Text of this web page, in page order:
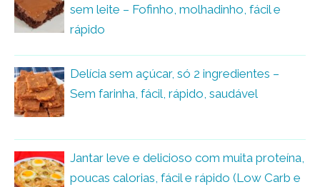
sem leite – Fofinho, molhadinho, fácil e
rápido
Delícia sem açúcar, só 2 ingredientes –
Sem farinha, fácil, rápido, saudável
Jantar leve e delicioso com muita proteína,
poucas calorias, fácil e rápido (Low Carb e